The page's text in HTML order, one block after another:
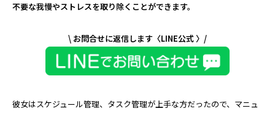
不要な我慢やストレスを取り除くことができます。
\ お問合せに返信します〈LINE公式 〉/
彼女はスケジュール管理、タスク管理が上手な方だったので、マニュ